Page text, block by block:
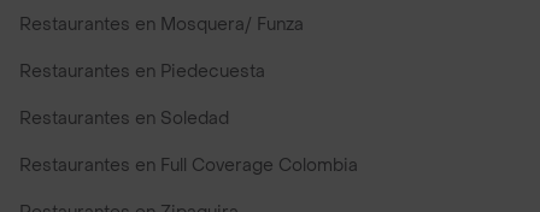
Restaurantes en Mosquera/ Funza
Restaurantes en Piedecuesta
Restaurantes en Soledad
Restaurantes en Full Coverage Colombia